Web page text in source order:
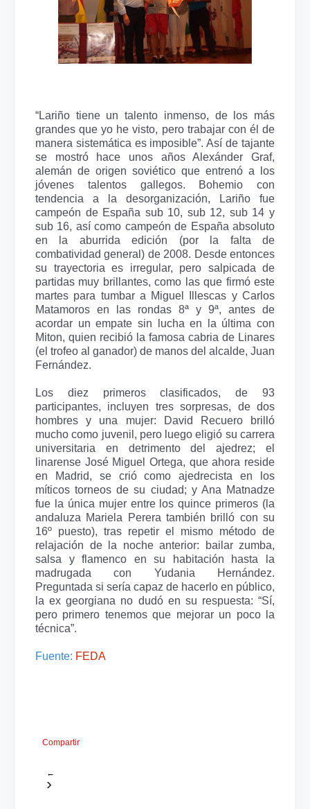
“Lariño tiene un talento inmenso, de los más
grandes que yo he visto, pero trabajar con él de
manera sistemática es imposible”. Así de tajante
se mostró hace unos años Alexánder Graf,
alemán de origen soviético que entrenó a los
jóvenes talentos gallegos. Bohemio con
tendencia a la desorganización, Lariño fue
campeón de España sub 10, sub 12, sub 14 y
sub 16, así como campeón de España absoluto
en la aburrida edición (por la falta de
combatividad general) de 2008. Desde entonces
su trayectoria es irregular, pero salpicada de
partidas muy brillantes, como las que firmó este
martes para tumbar a Miguel Illescas y Carlos
Matamoros en las rondas 8ª y 9ª, antes de
acordar un empate sin lucha en la última con
Miton, quien recibió la famosa cabria de Linares
(el trofeo al ganador) de manos del alcalde, Juan
Fernández. ​
Los diez primeros clasificados, de 93
participantes, incluyen tres sorpresas, de dos
hombres y una mujer: David Recuero brilló
mucho como juvenil, pero luego eligió su carrera
universitaria en detrimento del ajedrez; el
linarense José Miguel Ortega, que ahora reside
en Madrid, se crió como ajedrecista en los
míticos torneos de su ciudad; y Ana Matnadze
fue la única mujer entre los quince primeros (la
andaluza Mariela Perera también brilló con su
16º puesto), tras repetir el mismo método de
relajación de la noche anterior: bailar zumba,
salsa y flamenco en su habitación hasta la
madrugada con Yudania Hernández.
Preguntada si sería capaz de hacerlo en público,
la ex georgiana no dudó en su respuesta: “Sí,
pero primero tenemos que mejorar un poco la
técnica”.
Fuente: FEDA
Compartir
←
›